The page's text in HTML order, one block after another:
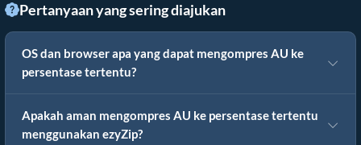
Pertanyaan yang sering diajukan
OS dan browser apa yang dapat mengompres AU ke
persentase tertentu?
Apakah aman mengompres AU ke persentase tertentu
menggunakan ezyZip?